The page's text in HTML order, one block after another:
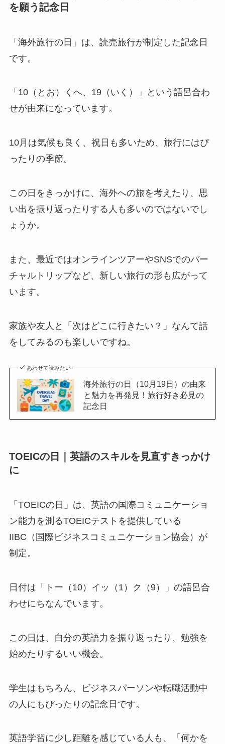
を願う記念日
「海外旅行の日」は、読売旅行が制定した記念日
です。
「10（とお）くへ、19（いく）」という語呂合わ
せが由来になっています。
10月は気候も良く、祝日も多いため、旅行にはぴ
ったりの季節。
この日をきっかけに、海外への旅を考えたり、思
い出を振り返ったりする人も多いのではないでし
ょうか。
また、最近ではオンラインツアーやSNSでのバー
チャルトリップなど、新しい旅行の形も広がって
います。
家族や友人と「次はどこに行きたい？」なんて話
をしてみるのも楽しいですね。
あわせて読みたい
海外旅行の日（10月19日）の由来
と魅力を再発見！旅行好き必見の
記念日
TOEICの日｜英語のスキルを見直すきっかけ
に
「TOEICの日」は、英語の国際コミュニケーショ
ン能力を測るTOEICテストを提供している
IIBC（国際ビジネスコミュニケーション協会）が
制定。
日付は「トー（10）イッ（1）ク（9）」の語呂合
わせにちなんでいます。
この日は、自分の英語力を振り返ったり、勉強を
始めたりするいい機会。
学生はもちろん、ビジネスパーソンや転職活動中
の人にもぴったりの記念日です。
英語学習に少し距離を感じている人も、「何かを